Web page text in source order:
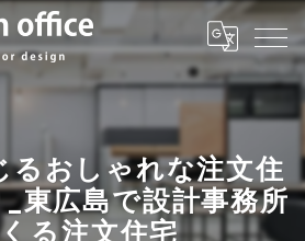
るおしゃれな注文住
東広島で設計事務所
る注文住宅